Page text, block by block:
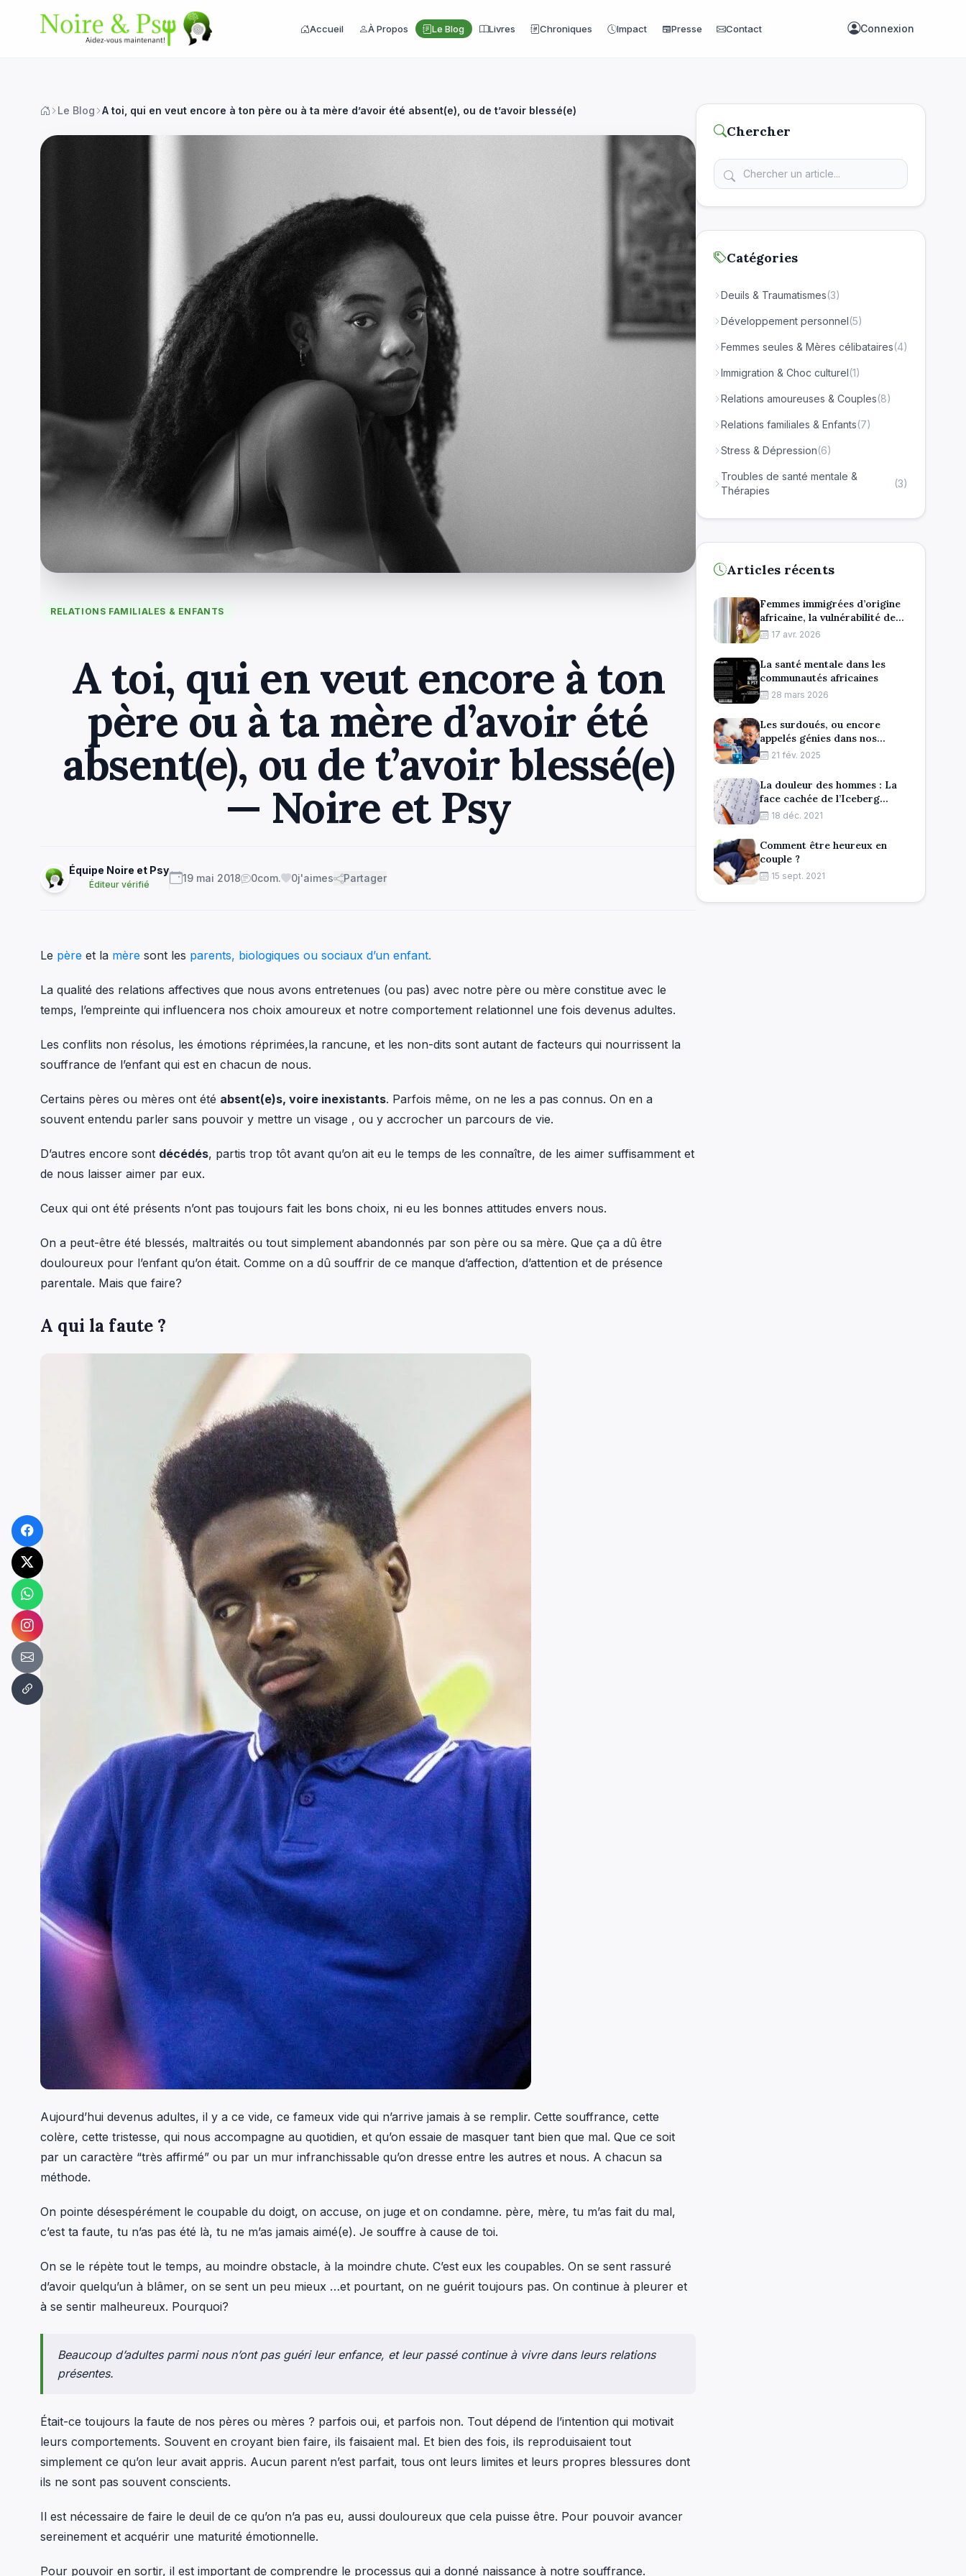
Accueil À Propos Le Blog Livres Chroniques Impact newspaperPresse Contact Connexion
Le Blog A toi, qui en veut encore à ton père ou à ta mère d’avoir été absent(e), ou de t’avoir blessé(e)
RELATIONS FAMILIALES & ENFANTS
A toi, qui en veut encore à ton
père ou à ta mère d’avoir été
absent(e), ou de t’avoir blessé(e)
— Noire et Psy
Équipe Noire et Psy
Éditeur vérifié
19 mai 2018 0com. 0j'aimes Partager
Le père et la mère sont les parents, biologiques ou sociaux d’un enfant.
La qualité des relations affectives que nous avons entretenues (ou pas) avec notre père ou mère constitue avec le
temps, l’empreinte qui influencera nos choix amoureux et notre comportement relationnel une fois devenus adultes.
Les conflits non résolus, les émotions réprimées,la rancune, et les non-dits sont autant de facteurs qui nourrissent la
souffrance de l’enfant qui est en chacun de nous.
Certains pères ou mères ont été absent(e)s, voire inexistants. Parfois même, on ne les a pas connus. On en a
souvent entendu parler sans pouvoir y mettre un visage , ou y accrocher un parcours de vie.
D’autres encore sont décédés, partis trop tôt avant qu’on ait eu le temps de les connaître, de les aimer suffisamment et
de nous laisser aimer par eux.
Ceux qui ont été présents n’ont pas toujours fait les bons choix, ni eu les bonnes attitudes envers nous.
On a peut-être été blessés, maltraités ou tout simplement abandonnés par son père ou sa mère. Que ça a dû être
douloureux pour l’enfant qu’on était. Comme on a dû souffrir de ce manque d’affection, d’attention et de présence
parentale. Mais que faire?
A qui la faute ?
Aujourd’hui devenus adultes, il y a ce vide, ce fameux vide qui n’arrive jamais à se remplir. Cette souffrance, cette
colère, cette tristesse, qui nous accompagne au quotidien, et qu’on essaie de masquer tant bien que mal. Que ce soit
par un caractère “très affirmé” ou par un mur infranchissable qu’on dresse entre les autres et nous. A chacun sa
méthode.
On pointe désespérément le coupable du doigt, on accuse, on juge et on condamne. père, mère, tu m’as fait du mal,
c’est ta faute, tu n’as pas été là, tu ne m’as jamais aimé(e). Je souffre à cause de toi.
On se le répète tout le temps, au moindre obstacle, à la moindre chute. C’est eux les coupables. On se sent rassuré
d’avoir quelqu’un à blâmer, on se sent un peu mieux …et pourtant, on ne guérit toujours pas. On continue à pleurer et
à se sentir malheureux. Pourquoi?
Beaucoup d’adultes parmi nous n’ont pas guéri leur enfance, et leur passé continue à vivre dans leurs relations
présentes.
Était-ce toujours la faute de nos pères ou mères ? parfois oui, et parfois non. Tout dépend de l’intention qui motivait
leurs comportements. Souvent en croyant bien faire, ils faisaient mal. Et bien des fois, ils reproduisaient tout
simplement ce qu’on leur avait appris. Aucun parent n’est parfait, tous ont leurs limites et leurs propres blessures dont
ils ne sont pas souvent conscients.
Il est nécessaire de faire le deuil de ce qu’on n’a pas eu, aussi douloureux que cela puisse être. Pour pouvoir avancer
sereinement et acquérir une maturité émotionnelle.
Pour pouvoir en sortir, il est important de comprendre le processus qui a donné naissance à notre souffrance.
Chercher
Catégories
Deuils & Traumatismes(3)
Développement personnel(5)
Femmes seules & Mères célibataires(4)
Immigration & Choc culturel(1)
Relations amoureuses & Couples(8)
Relations familiales & Enfants(7)
Stress & Dépression(6)
Troubles de santé mentale &
Thérapies
(3)
Articles récents
Femmes immigrées d’origine
africaine, la vulnérabilité des
mères célibataires
17 avr. 2026
La santé mentale dans les
communautés africaines
28 mars 2026
Les surdoués, ou encore
appelés génies dans nos
communautés
21 fév. 2025
La douleur des hommes : La
face cachée de l’Iceberg
masculin
18 déc. 2021
Comment être heureux en
couple ?
15 sept. 2021